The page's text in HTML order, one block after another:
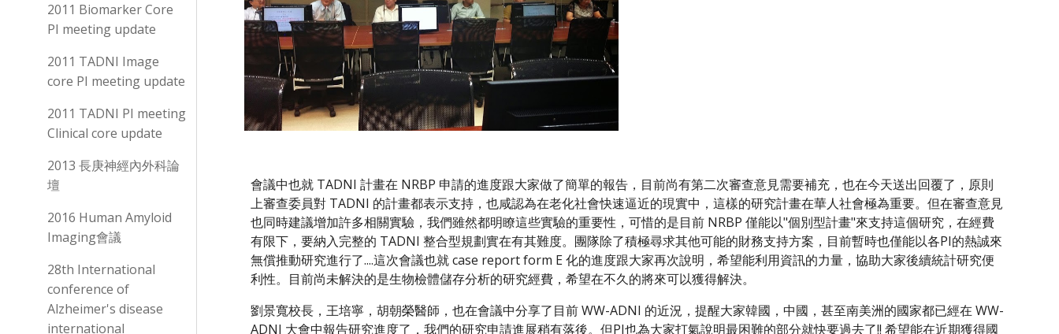
2011 Biomarker Core
PI meeting update
2011 TADNI Image
core PI meeting update
2011 TADNI PI meeting
Clinical core update
2013 長庚神經內外科論
壇
2016 Human Amyloid
Imaging會議
28th International
conference of
Alzheimer's disease
international
會議中也就 TADNI 計畫在 NRBP 申請的進度跟大家做了簡單的報告，目前尚有第二次審查意見需要補充，也在今天送出回覆了，原則
上審查委員對 TADNI 的計畫都表示支持，也咸認為在老化社會快速逼近的現實中，這樣的研究計畫在華人社會極為重要。但在審查意見
也同時建議增加許多相關實驗，我們雖然都明瞭這些實驗的重要性，可惜的是目前 NRBP 僅能以"個別型計畫"來支持這個研究，在經費
有限下，要納入完整的 TADNI 整合型規劃實在有其難度。團隊除了積極尋求其他可能的財務支持方案，目前暫時也僅能以各PI的熱誠來
無償推動研究進行了....這次會議也就 case report form E 化的進度跟大家再次說明，希望能利用資訊的力量，協助大家後續統計研究便
利性。目前尚未解決的是生物檢體儲存分析的研究經費，希望在不久的將來可以獲得解決。
劉景寬校長，王培寧，胡朝榮醫師，也在會議中分享了目前 WW-ADNI 的近況，提醒大家韓國，中國，甚至南美洲的國家都已經在 WW-
ADNI 大會中報告研究進度了，我們的研究申請進展稍有落後。但PI也為大家打氣說明最困難的部分就快要過去了!! 希望能在近期獲得國